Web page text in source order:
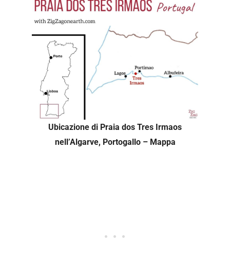
Ubicazione di Praia dos Tres Irmaos
nell’Algarve, Portogallo – Mappa